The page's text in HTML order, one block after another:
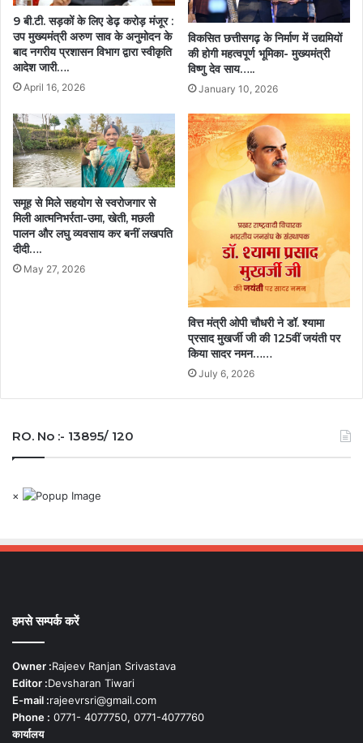
9 बी.टी. सड़कों के लिए डेढ़ करोड़ मंजूर :
उप मुख्यमंत्री अरुण साव के अनुमोदन के
बाद नगरीय प्रशासन विभाग द्वारा स्वीकृति
आदेश जारी….
April 16, 2026
विकसित छत्तीसगढ़ के निर्माण में उद्यमियों
की होगी महत्वपूर्ण भूमिका- मुख्यमंत्री
विष्णु देव साय…..
January 10, 2026
समूह से मिले सहयोग से स्वरोजगार से
मिली आत्मनिभर्रता-उमा, खेती, मछली
पालन और लघु व्यवसाय कर बनीं लखपति
दीदी….
May 27, 2026
वित्त मंत्री ओपी चौधरी ने डॉ. श्यामा
प्रसाद मुखर्जी जी की 125वीं जयंती पर
किया सादर नमन……
July 6, 2026
RO. No :- 13895/ 120
×
हमसे सम्पर्क करें
Owner :Rajeev Ranjan Srivastava
Editor :Devsharan Tiwari
E-mail :rajeevrsri@gmail.com
Phone : 0771- 4077750, 0771-4077760
कार्यालय